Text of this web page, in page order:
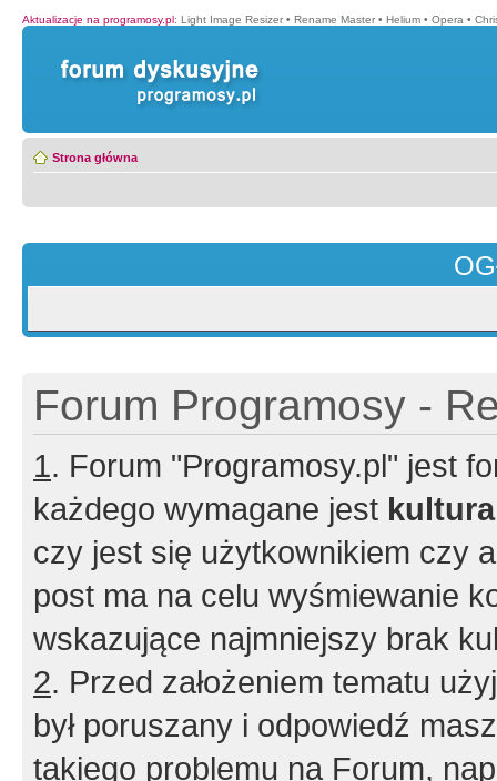
Aktualizacje na programosy.pl: Light Image Resizer • Rename Master • Helium • Opera •
Strona główna
Forum Programosy -
1. Forum "Programosy.pl" jest
każdego wymagane jest
czy jest się użytkownikiem czy
post ma na celu wyśmiewanie
wskazujące najmniejszy brak
2. Przed założeniem tematu
był poruszany i odpowiedź
takiego problemu na Forum,